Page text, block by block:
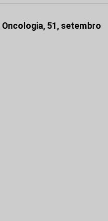
51, setembro